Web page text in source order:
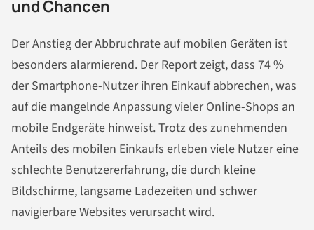
und Chancen
Der Anstieg der Abbruchrate auf mobilen Geräten ist
besonders alarmierend. Der Report zeigt, dass 74 %
der Smartphone-Nutzer ihren Einkauf abbrechen, was
auf die mangelnde Anpassung vieler Online-Shops an
mobile Endgeräte hinweist. Trotz des zunehmenden
Anteils des mobilen Einkaufs erleben viele Nutzer eine
schlechte Benutzererfahrung, die durch kleine
Bildschirme, langsame Ladezeiten und schwer
navigierbare Websites verursacht wird.